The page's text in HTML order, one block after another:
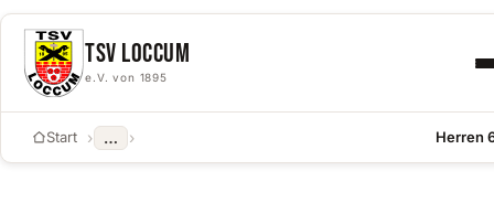
Skip to content
TSV LOCCUM
e.V. von 1895
Start › … › Herren